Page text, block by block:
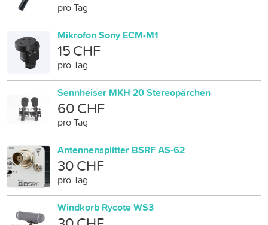
pro Tag
Mikrofon Sony ECM-M1
15 CHF
pro Tag
Sennheiser MKH 20 Stereopärchen
60 CHF
pro Tag
Antennensplitter BSRF AS-62
30 CHF
pro Tag
Windkorb Rycote WS3